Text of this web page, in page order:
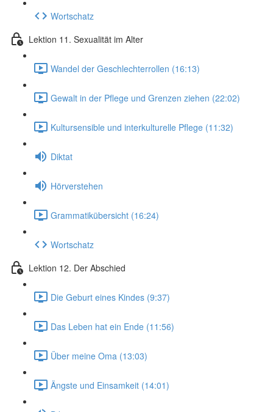
Wortschatz
Lektion 11. Sexualität im Alter
Wandel der Geschlechterrollen (16:13)
Gewalt in der Pflege und Grenzen ziehen (22:02)
Kultursensible und interkulturelle Pflege (11:32)
Diktat
Hörverstehen
Grammatikübersicht (16:24)
Wortschatz
Lektion 12. Der Abschied
Die Geburt eines Kindes (9:37)
Das Leben hat ein Ende (11:56)
Über meine Oma (13:03)
Ängste und Einsamkeit (14:01)